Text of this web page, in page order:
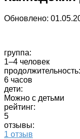
Обновлено:
группа:
1–4 человек
продолжительность:
6 часов
дети:
Можно с детьми
рейтинг:
5
отзывы:
1 отзыв